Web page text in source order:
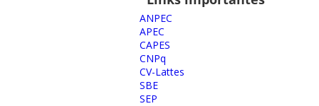
ANPEC
APEC
CAPES
CNPq
CV-Lattes
SBE
SEP